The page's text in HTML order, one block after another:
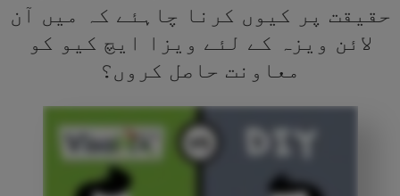
حقیقت پر کیوں کرنا چاہئے کہ میں آن
لائن ویزہ کے لئے ویزا ایچ کیو کو
معاونت حاصل کروں؟